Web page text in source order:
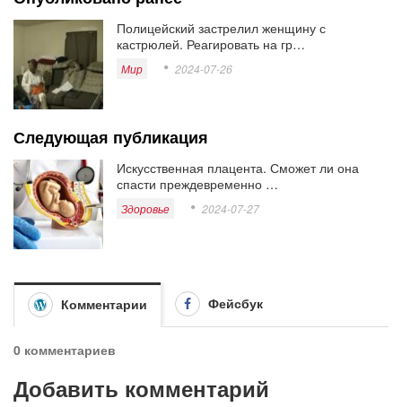
Полицейский застрелил женщину с
кастрюлей. Реагировать на гр…
Мир 2024-07-26
Следующая публикация
Искусственная плацента. Сможет ли она
спасти преждевременно …
Здоровье 2024-07-27
Комментарии Фейсбук
0 комментариев
Добавить комментарий